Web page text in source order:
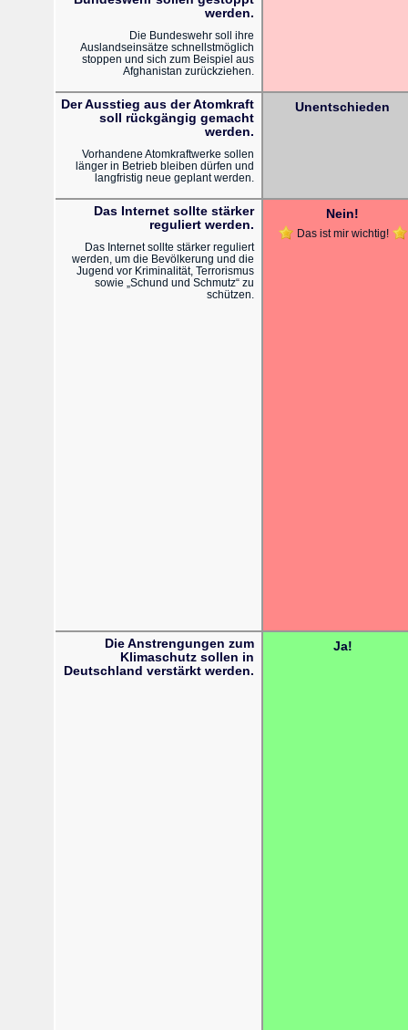
werden.
Die Bundeswehr soll ihre
Auslandseinsätze schnellstmöglich
stoppen und sich zum Beispiel aus
Afghanistan zurückziehen.
Der Ausstieg aus der Atomkraft
soll rückgängig gemacht
werden.
Vorhandene Atomkraftwerke sollen
länger in Betrieb bleiben dürfen und
langfristig neue geplant werden.
Unentschieden
Das Internet sollte stärker
reguliert werden.
Das Internet sollte stärker reguliert
werden, um die Bevölkerung und die
Jugend vor Kriminalität, Terrorismus
sowie „Schund und Schmutz“ zu
schützen.
Nein!
Das ist mir wichtig!
Die Anstrengungen zum
Klimaschutz sollen in
Deutschland verstärkt werden.
Ja!